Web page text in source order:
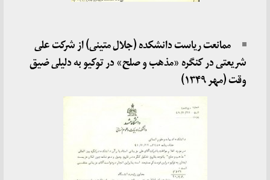
ممانعت ریاست دانشکده (جلال متینی)از شرکت علی
شریعتی در کنگره «مذهب و صلح» در توکیو به دلیلی ضیق
وقت (مهر ۱۳۴۹)